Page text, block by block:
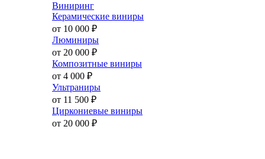
Виниринг
Керамические виниры
от 10 000 ₽
Люминиры
от 20 000 ₽
Композитные виниры
от 4 000 ₽
Ультраниры
от 11 500 ₽
Циркониевые виниры
от 20 000 ₽